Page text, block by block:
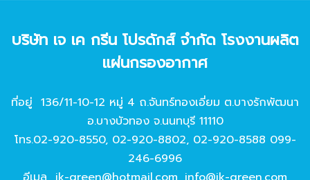
บริษัท เจ เค กรีน โปรดักส์ จํากัด โรงงานผลิต
แผ่นกรองอากาศ
ที่อยู่ 136/11-10-12 หมู่ 4 ถ.จันทร์ทองเอี่ยม ต.บางรักพัฒนา
อ.บางบัวทอง จ.นนทบุรี 11110
โทร.02-920-8550, 02-920-8802, 02-920-8588 099-
246-6996